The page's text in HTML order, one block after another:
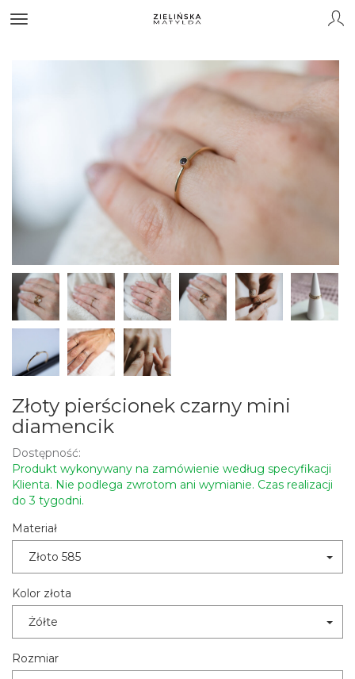
Złoty pierścionek czarny mini
diamencik
Dostępność:
Produkt wykonywany na zamówienie według specyfikacji
Klienta. Nie podlega zwrotom ani wymianie. Czas realizacji
do 3 tygodni.
Materiał
Złoto 585
Kolor złota
Żółte
Rozmiar